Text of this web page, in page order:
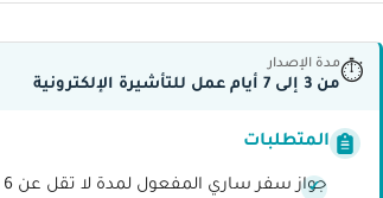
⏱
مدة الإصدار
من 3 إلى 7 أيام عمل للتأشيرة الإلكترونية
المتطلبات
جواز سفر ساري المفعول لمدة لا تقل عن 6 أشهر